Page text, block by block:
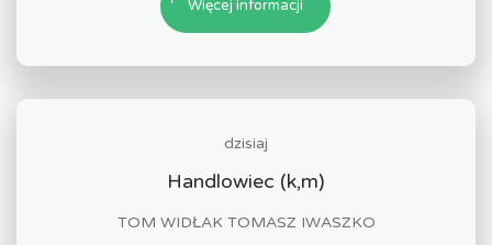
Więcej informacji
dzisiaj
Handlowiec (k,m)
TOM WIDŁAK TOMASZ IWASZKO